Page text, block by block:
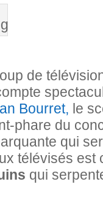
de
Bourret, le
phare du
qui
télévisés est
qui